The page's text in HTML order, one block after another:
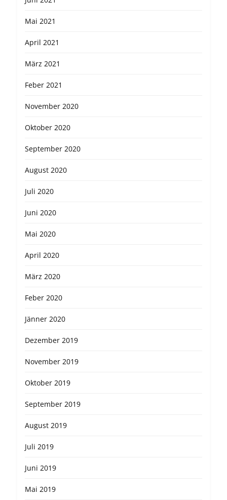
Mai 2021
April 2021
März 2021
Feber 2021
November 2020
Oktober 2020
September 2020
August 2020
Juli 2020
Juni 2020
Mai 2020
April 2020
März 2020
Feber 2020
Jänner 2020
Dezember 2019
November 2019
Oktober 2019
September 2019
August 2019
Juli 2019
Juni 2019
Mai 2019